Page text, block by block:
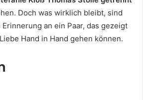
Doch was wirklich bleibt, sind
an ein Paar, das gezeigt
Hand in Hand gehen können.